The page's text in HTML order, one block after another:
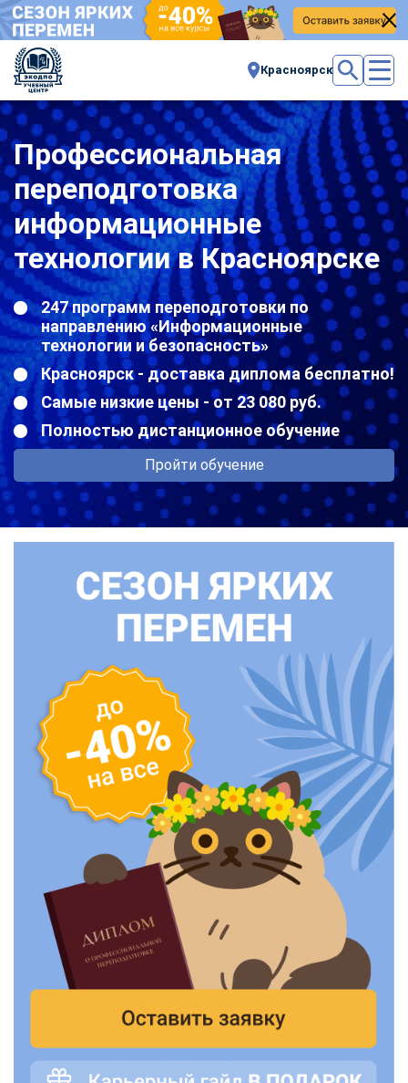
Красноярск
Профессиональная
переподготовка
информационные
технологии в Красноярске
247 программ переподготовки по
направлению «Информационные
технологии и безопасность»
Красноярск - доставка диплома бесплатно!
Самые низкие цены - от 23 080 руб.
Полностью дистанционное обучение
Пройти обучение